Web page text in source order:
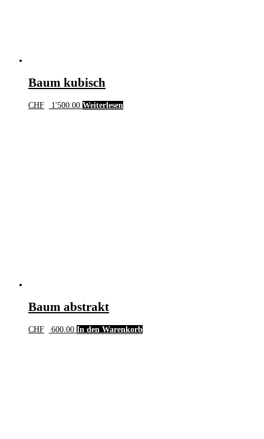
Baum kubisch
CHF 1'500.00 Weiterlesen
Baum abstrakt
CHF 600.00 In den Warenkorb